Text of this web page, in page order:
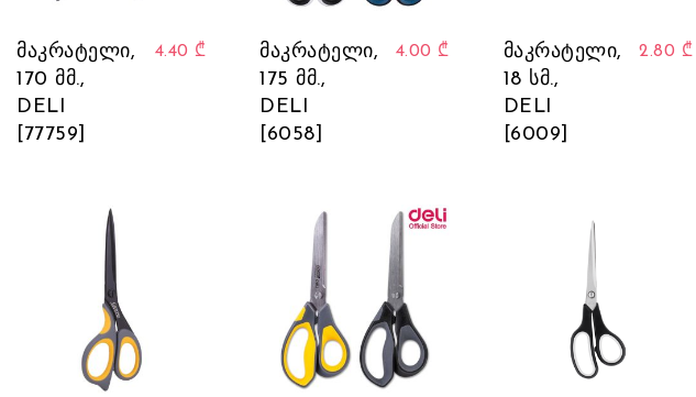
მაკრატელი,
170 მმ.,
DELI
[77759]
4.40 ₾
მაკრატელი,
175 მმ.,
DELI
[6058]
4.00 ₾
მაკრატელი,
18 სმ.,
DELI
[6009]
2.80 ₾